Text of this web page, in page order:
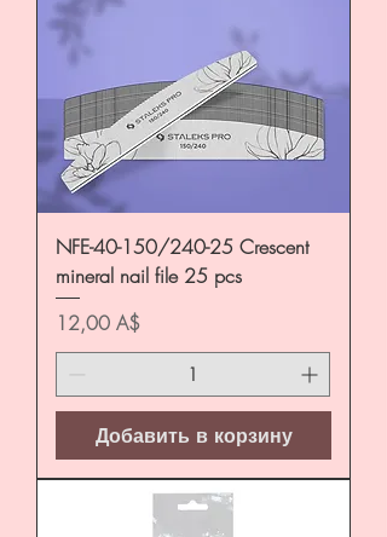
NFE-40-150/240-25 Crescent
mineral nail file 25 pcs
Цена
12,00 A$
Добавить в корзину